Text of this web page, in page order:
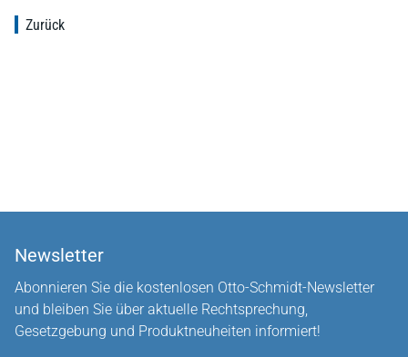
Zurück
Newsletter
Abonnieren Sie die kostenlosen Otto-Schmidt-Newsletter
und bleiben Sie über aktuelle Rechtsprechung,
Gesetzgebung und Produktneuheiten informiert!